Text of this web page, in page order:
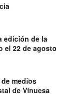
edición de la
el 22 de agosto
de medios
de Vinuesa